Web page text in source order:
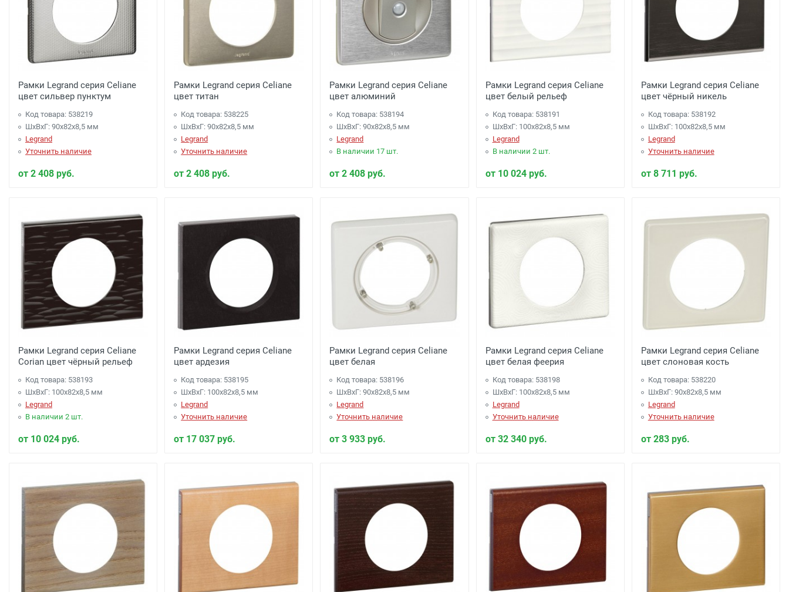
Рамки Legrand серия Celiane
цвет сильвер пунктум
Код товара: 538219
ШхВхГ: 90x82x8,5 мм
Legrand
Уточнить наличие
от 2 408 руб.
Рамки Legrand серия Celiane
цвет титан
Код товара: 538225
ШхВхГ: 90x82x8,5 мм
Legrand
Уточнить наличие
от 2 408 руб.
Рамки Legrand серия Celiane
цвет алюминий
Код товара: 538194
ШхВхГ: 90x82x8,5 мм
Legrand
В наличии 17 шт.
от 2 408 руб.
Рамки Legrand серия Celiane
цвет белый рельеф
Код товара: 538191
ШхВхГ: 100x82x8,5 мм
Legrand
В наличии 2 шт.
от 10 024 руб.
Рамки Legrand серия Celiane
цвет чёрный никель
Код товара: 538192
ШхВхГ: 100x82x8,5 мм
Legrand
Уточнить наличие
от 8 711 руб.
Рамки Legrand серия Celiane
Corian цвет чёрный рельеф
Код товара: 538193
ШхВхГ: 100x82x8,5 мм
Legrand
В наличии 2 шт.
от 10 024 руб.
Рамки Legrand серия Celiane
цвет ардезия
Код товара: 538195
ШхВхГ: 100x82x8,5 мм
Legrand
Уточнить наличие
от 17 037 руб.
Рамки Legrand серия Celiane
цвет белая
Код товара: 538196
ШхВхГ: 90x82x8,5 мм
Legrand
Уточнить наличие
от 3 933 руб.
Рамки Legrand серия Celiane
цвет белая феерия
Код товара: 538198
ШхВхГ: 100x82x8,5 мм
Legrand
Уточнить наличие
от 32 340 руб.
Рамки Legrand серия Celiane
цвет слоновая кость
Код товара: 538220
ШхВхГ: 90x82x8,5 мм
Legrand
Уточнить наличие
от 283 руб.